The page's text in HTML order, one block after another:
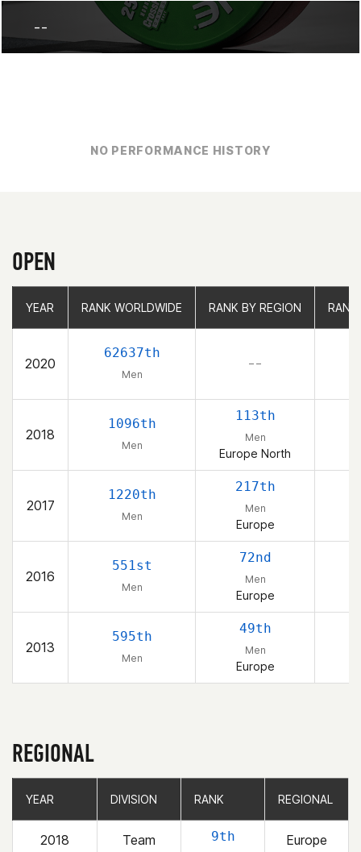
--
NO PERFORMANCE HISTORY
OPEN
YEAR RANK WORLDWIDE RANK BY REGION
2020
62637th
Men
– –
2018
1096th
Men
113th
Men
Europe North
2017
1220th
Men
217th
Men
Europe
2016
551st
Men
72nd
Men
Europe
2013
595th
Men
49th
Men
Europe
YEAR RANK WORLDWIDE RANK BY REGION
REGIONAL
YEAR DIVISION RANK REGIONAL
2018 Team 9th Europe
YEAR DIVISION RANK REGIONAL